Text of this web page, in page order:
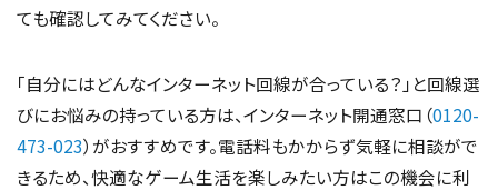
ても確認してみてください。
「自分にはどんなインターネット回線が合っている？」と回線選
びにお悩みの持っている方は、インターネット開通窓口（0120-
473-023）がおすすめです。電話料もかからず気軽に相談がで
きるため、快適なゲーム生活を楽しみたい方はこの機会に利